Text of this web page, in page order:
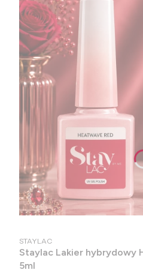
PRODUCENT
STAYLAC
Staylac Lakier hybrydowy
5ml